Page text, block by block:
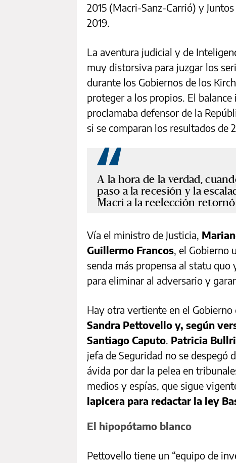
2015 (Macri-Sanz-Carrió) y
2019.
La aventura judicial y de
muy distorsiva para juzgar los
durante los Gobiernos de los
proteger a los propios. El
proclamaba defensor de la
si se comparan los resultados de
A la hora de la verdad,
paso a la recesión y la
Macri a la reelección
Vía el ministro de Justicia,
Guillermo Francos, el Gobierno
senda más propensa al statu quo
para eliminar al adversario y
Hay otra vertiente en el Gobierno
Sandra Pettovello y, según
Santiago Caputo. Patricia
jefa de Seguridad no se despegó
ávida por dar la pelea en
medios y espías, que sigue
lapicera para redactar la ley
El hipopótamo blanco
Pettovello tiene un “equipo de